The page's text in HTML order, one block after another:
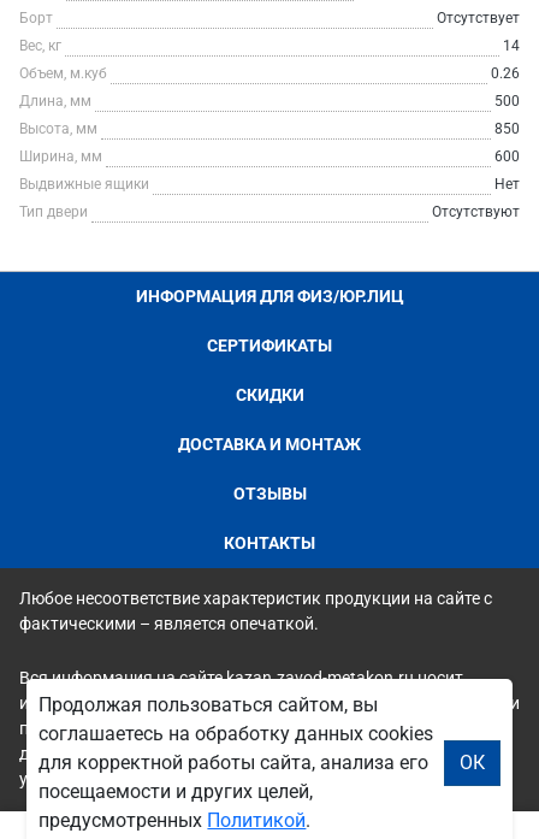
Борт
Отсутствует
Вес, кг
14
Объем, м.куб
0.26
Длина, мм
500
Высота, мм
850
Ширина, мм
600
Выдвижные ящики
Нет
Тип двери
Отсутствуют
ИНФОРМАЦИЯ ДЛЯ ФИЗ/ЮР.ЛИЦ
СЕРТИФИКАТЫ
СКИДКИ
ДОСТАВКА И МОНТАЖ
ОТЗЫВЫ
КОНТАКТЫ
Любое несоответствие характеристик продукции на сайте с
фактическими – является опечаткой.
Вся информация на сайте kazan.zavod-metakon.ru носит
исключительно ознакомительный и справочный характер и ни
при каких условиях не является публичной офертой. Всю
дополнительную информацию можно узнать по телефонам
указанным на сайте.
Продолжая пользоваться сайтом, вы
соглашаетесь на обработку данных cookies
для корректной работы сайта, анализа его
посещаемости и других целей,
предусмотренных Политикой.
ОК